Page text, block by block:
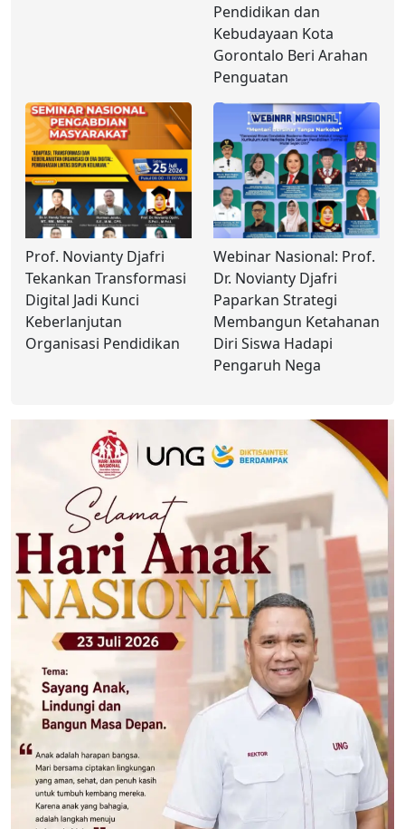
Pendidikan dan
Kebudayaan Kota
Gorontalo Beri Arahan
Penguatan
Prof. Novianty Djafri
Tekankan Transformasi
Digital Jadi Kunci
Keberlanjutan
Organisasi Pendidikan
Webinar Nasional: Prof.
Dr. Novianty Djafri
Paparkan Strategi
Membangun Ketahanan
Diri Siswa Hadapi
Pengaruh Nega